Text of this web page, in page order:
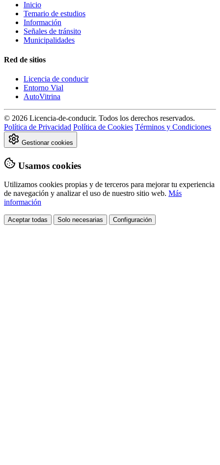
Inicio
Temario de estudios
Información
Señales de tránsito
Municipalidades
Red de sitios
Licencia de conducir
Entorno Vial
AutoVitrina
© 2026 Licencia-de-conducir. Todos los derechos reservados.
Política de Privacidad Política de Cookies Términos y Condiciones
Gestionar cookies
Usamos cookies
Utilizamos cookies propias y de terceros para mejorar tu experiencia
de navegación y analizar el uso de nuestro sitio web. Más
información
Aceptar todas Solo necesarias Configuración